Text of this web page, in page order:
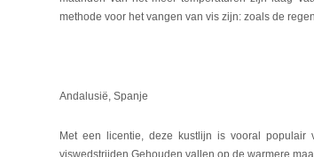
methode voor het vangen van vis zijn: zoals de
Andalusië, Spanje
Met een licentie, deze kustlijn is vooral
viswedstrijden Gehouden vallen op de warmere